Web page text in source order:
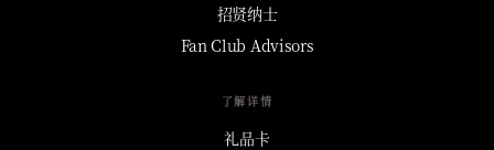
招贤纳士
Fan Club Advisors
了解详情
礼品卡